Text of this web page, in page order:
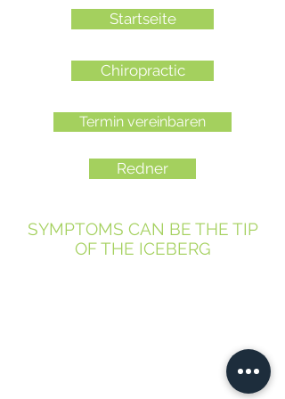
Startseite
Chiropractic
Termin vereinbaren
Redner
SYMPTOMS CAN BE THE TIP
OF THE ICEBERG